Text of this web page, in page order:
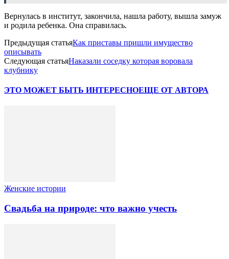
Вернулась в институт, закончила, нашла работу, вышла замуж
и родила ребенка. Она справилась.
Предыдущая статьяКак приставы пришли имущество
описывать
Следующая статьяНаказали соседку которая воровала
клубнику
ЭТО МОЖЕТ БЫТЬ ИНТЕРЕСНОЕЩЕ ОТ АВТОРА
Женские истории
Свадьба на природе: что важно учесть